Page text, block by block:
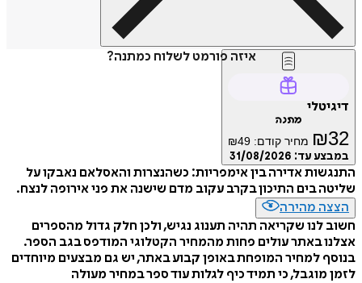
איזה פורמט לשלוח כמתנה?
דיגיטלי
מתנה
₪32 מחיר קודם: ₪49
במבצע עד: 31/08/2026
התנגשות אדירה בין אימפריות: כשהנצרות והאסלאם נאבקו על
שליטה בים התיכון בקרב עקוב מדם שישנה את פני אירופה לנצח.
הצצה מהירה
חשוב לנו שקריאה תהיה תענוג נגיש, ולכן חלק גדול מהספרים
אצלנו באתר עולים פחות מהמחיר הקטלוגי המודפס בגב הספר.
בנוסף למחיר המופחת באופן קבוע באתר, יש גם מבצעים מיוחדים
לזמן מוגבל, כי תמיד כיף לגלות עוד ספר במחיר מעולה